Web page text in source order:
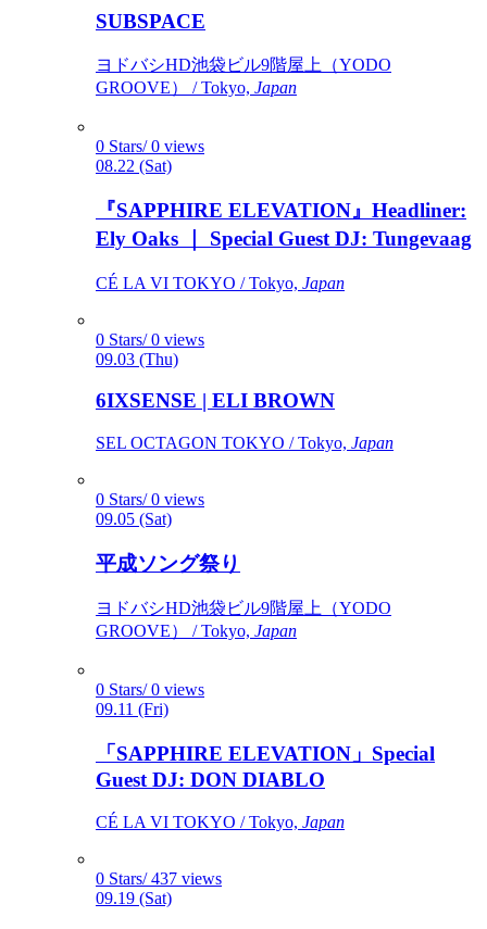
SUBSPACE
ヨドバシHD池袋ビル9階屋上（YODO
GROOVE） / Tokyo, Japan
0 Stars/ 0 views
08.22 (Sat)
『SAPPHIRE ELEVATION』Headliner:
Ely Oaks ｜ Special Guest DJ: Tungevaag
CÉ LA VI TOKYO / Tokyo, Japan
0 Stars/ 0 views
09.03 (Thu)
6IXSENSE | ELI BROWN
SEL OCTAGON TOKYO / Tokyo, Japan
0 Stars/ 0 views
09.05 (Sat)
平成ソング祭り
ヨドバシHD池袋ビル9階屋上（YODO
GROOVE） / Tokyo, Japan
0 Stars/ 0 views
09.11 (Fri)
「SAPPHIRE ELEVATION」Special
Guest DJ: DON DIABLO
CÉ LA VI TOKYO / Tokyo, Japan
0 Stars/ 437 views
09.19 (Sat)